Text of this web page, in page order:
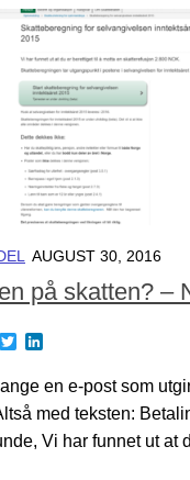
AUGUST 30, 2016
på skatten? –
Facebook
Twitter
en e-post som
med teksten:
Vi har funnet ut at